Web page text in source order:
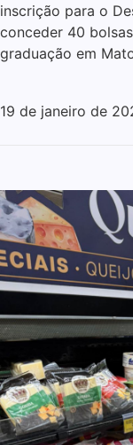
inscrição para o
conceder 40
graduação em
19 de janeiro de